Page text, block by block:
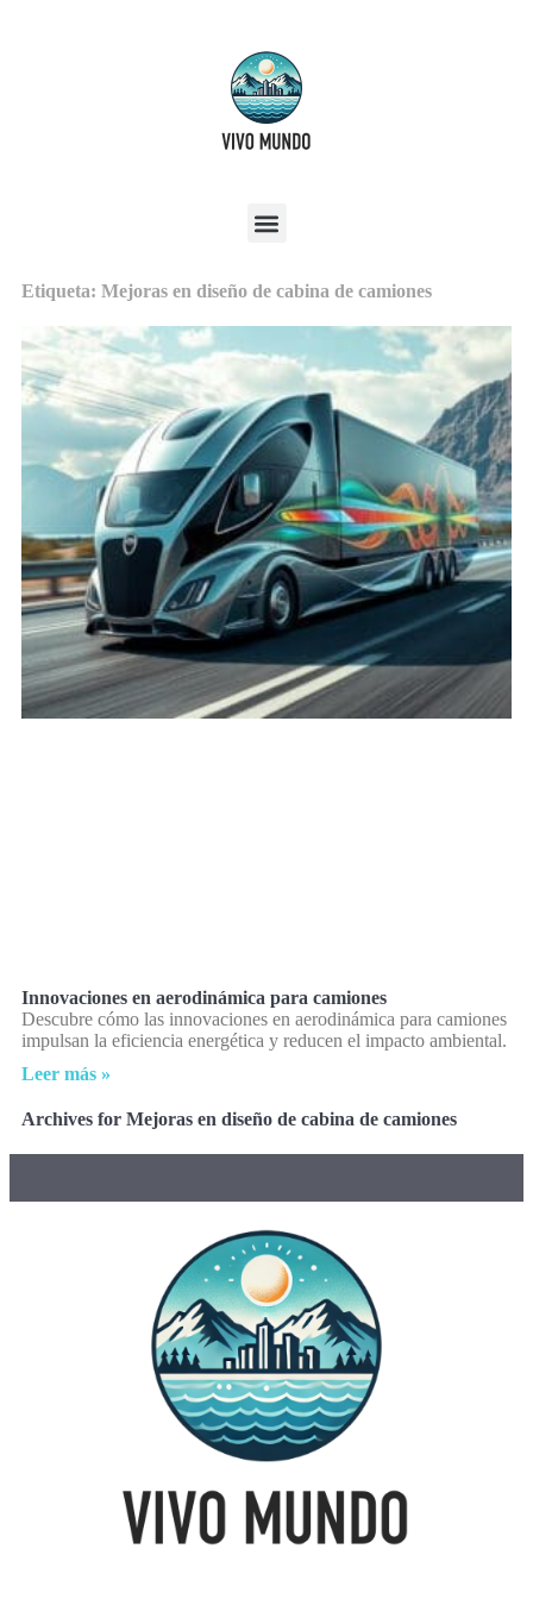
Etiqueta: Mejoras en diseño de cabina de camiones
Innovaciones en aerodinámica para camiones
Descubre cómo las innovaciones en aerodinámica para camiones
impulsan la eficiencia energética y reducen el impacto ambiental.
Leer más »
Archives for Mejoras en diseño de cabina de camiones